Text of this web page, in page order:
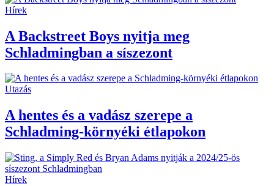
Hírek
A Backstreet Boys nyitja meg
Schladmingban a síszezont
Utazás
A hentes és a vadász szerepe a
Schladming-környéki étlapokon
Hírek